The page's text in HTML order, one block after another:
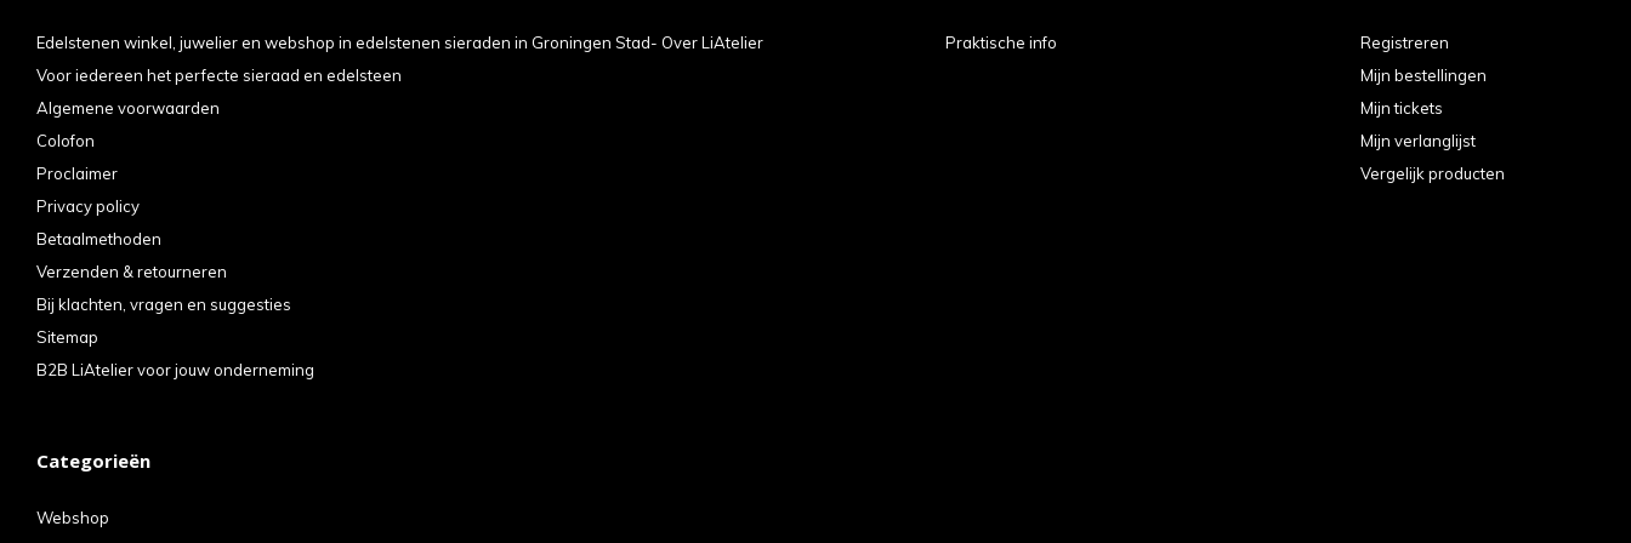
Edelstenen winkel, juwelier en webshop in edelstenen sieraden in Groningen Stad- Over LiAtelier
Voor iedereen het perfecte sieraad en edelsteen
Algemene voorwaarden
Colofon
Proclaimer
Privacy policy
Betaalmethoden
Verzenden & retourneren
Bij klachten, vragen en suggesties
Sitemap
B2B LiAtelier voor jouw onderneming
Praktische info
Registreren
Mijn bestellingen
Mijn tickets
Mijn verlanglijst
Vergelijk producten
Categorieën
Webshop